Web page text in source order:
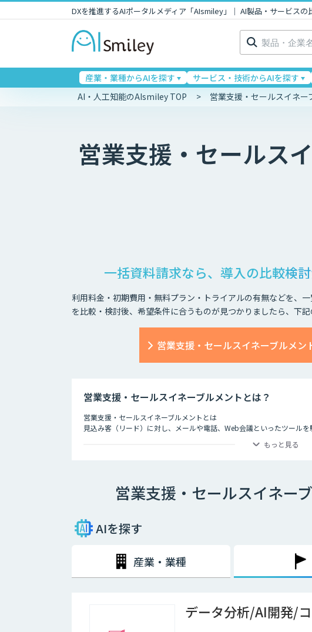
DXを推進するAIポータルメディア「AIsmiley」｜ AI製品・サービスの
検
索:
産業・業種からAIを探す サービス・技術からAIを探す
AI・人工知能のAIsmiley TOP 営業支援・セールスイネー
営業支援・セールス
一括資料請求なら、導入の比較検
利用料金・初期費用・無料プラン・トライアルの有無などを、
を比較・検討後、希望条件に合うものが見つかりましたら、下記
営業支援・セールスイネーブルメン
営業支援・セールスイネーブルメントとは？
営業支援・セールスイネーブルメントとは
見込み客（リード）に対し、メールや電話、Web会議といったツール
めなくてはなりません。
営業支援ツールはこうした部署間の連携をシームレスにし、AIを活用
営業組織の強化・改善を目的として「テクノロジーを活⽤した売れる営
各施策による売上への貢献度や目標達成状況を数値化し、測定・分析
もっと見る
営業支援・セールスイネー
AIを探す
産業・業種
データ分析/AI開発/